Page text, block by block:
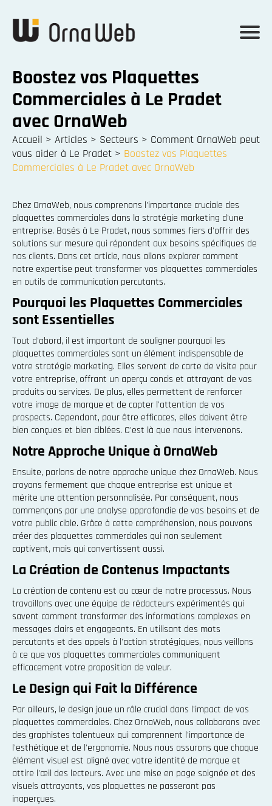
Boostez vos Plaquettes
Commerciales à Le Pradet
avec OrnaWeb
Accueil > Articles > Secteurs > Comment OrnaWeb peut
vous aider à Le Pradet > Boostez vos Plaquettes
Commerciales à Le Pradet avec OrnaWeb
Chez OrnaWeb, nous comprenons l'importance cruciale des
plaquettes commerciales dans la stratégie marketing d'une
entreprise. Basés à Le Pradet, nous sommes fiers d'offrir des
solutions sur mesure qui répondent aux besoins spécifiques de
nos clients. Dans cet article, nous allons explorer comment
notre expertise peut transformer vos plaquettes commerciales
en outils de communication percutants.
Pourquoi les Plaquettes Commerciales
sont Essentielles
Tout d'abord, il est important de souligner pourquoi les
plaquettes commerciales sont un élément indispensable de
votre stratégie marketing. Elles servent de carte de visite pour
votre entreprise, offrant un aperçu concis et attrayant de vos
produits ou services. De plus, elles permettent de renforcer
votre image de marque et de capter l'attention de vos
prospects. Cependant, pour être efficaces, elles doivent être
bien conçues et bien ciblées. C'est là que nous intervenons.
Notre Approche Unique à OrnaWeb
Ensuite, parlons de notre approche unique chez OrnaWeb. Nous
croyons fermement que chaque entreprise est unique et
mérite une attention personnalisée. Par conséquent, nous
commençons par une analyse approfondie de vos besoins et de
votre public cible. Grâce à cette compréhension, nous pouvons
créer des plaquettes commerciales qui non seulement
captivent, mais qui convertissent aussi.
La Création de Contenus Impactants
La création de contenu est au cœur de notre processus. Nous
travaillons avec une équipe de rédacteurs expérimentés qui
savent comment transformer des informations complexes en
messages clairs et engageants. En utilisant des mots
percutants et des appels à l'action stratégiques, nous veillons
à ce que vos plaquettes commerciales communiquent
efficacement votre proposition de valeur.
Le Design qui Fait la Différence
Par ailleurs, le design joue un rôle crucial dans l'impact de vos
plaquettes commerciales. Chez OrnaWeb, nous collaborons avec
des graphistes talentueux qui comprennent l'importance de
l'esthétique et de l'ergonomie. Nous nous assurons que chaque
élément visuel est aligné avec votre identité de marque et
attire l'œil des lecteurs. Avec une mise en page soignée et des
visuels attrayants, vos plaquettes ne passeront pas
inaperçues.